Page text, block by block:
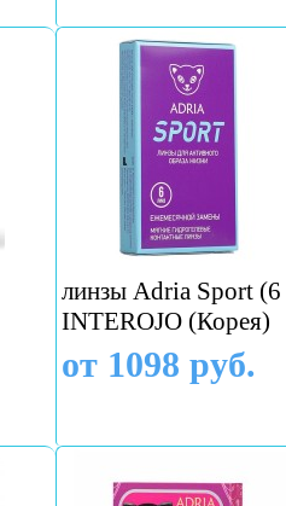
линзы Adria Sport (6
INTEROJO (Корея)
от 1098 руб.